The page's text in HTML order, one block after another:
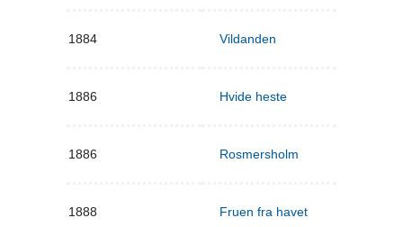
1884 Vildanden
1886 Hvide heste
1886 Rosmersholm
1888 Fruen fra havet